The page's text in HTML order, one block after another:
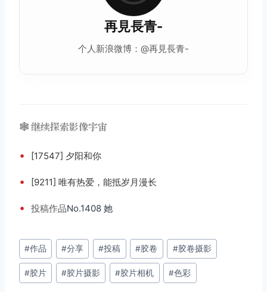
再見長青-
个人新浪微博：@再見長青-
🕸️ 继续探索影像宇宙
• [17547] 夕阳和你
• [9211] 唯有热爱，能抵岁月漫长
• 投稿作品No.1408 她
文
章
标
#作品 #分享 #投稿 #胶卷 #胶卷摄影
#胶片 #胶片摄影 #胶片相机 #色彩